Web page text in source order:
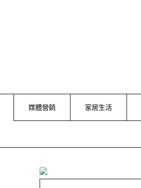
媒體營銷 家居生活